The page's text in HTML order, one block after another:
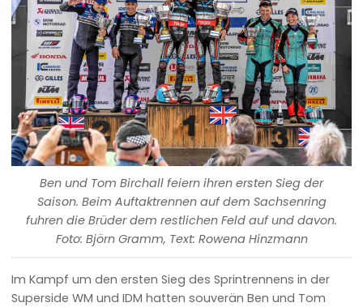
Ben und Tom Birchall feiern ihren ersten Sieg der
Saison. Beim Auftaktrennen auf dem Sachsenring
fuhren die Brüder dem restlichen Feld auf und davon.
Foto: Björn Gramm, Text: Rowena Hinzmann
Im Kampf um den ersten Sieg des Sprintrennens in der
Superside WM und IDM hatten souverän Ben und Tom